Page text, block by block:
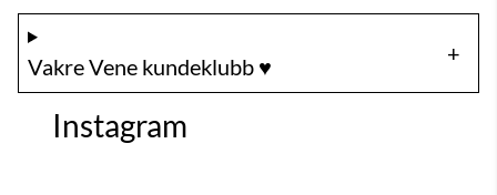
Vakre Vene kundeklubb ♥️
Instagram